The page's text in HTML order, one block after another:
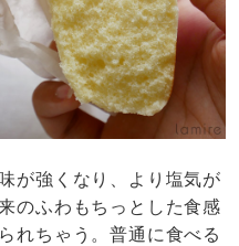
が強くなり、より塩気が
のふわもちっとした食感
れちゃう。普通に食べる